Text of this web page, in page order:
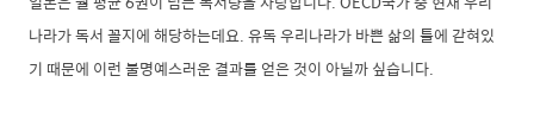
나라가 독서 꼴지에 해당하는데요. 유독 우리나라가 바쁜 삶의 틀에 갇혀있
기 때문에 이런 불명예스러운 결과를 얻은 것이 아닐까 싶습니다.